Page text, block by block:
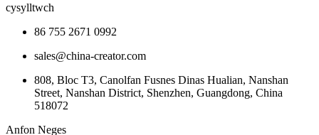
cysylltwch
86 755 2671 0992
sales@china-creator.com
808, Bloc T3, Canolfan Fusnes Dinas Hualian, Nanshan
Street, Nanshan District, Shenzhen, Guangdong, China
518072
Anfon Neges